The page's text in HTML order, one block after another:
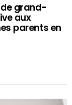
de grand-
aux
parents en